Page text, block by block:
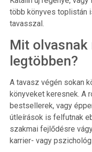
több könyves toplistán
tavasszal.
Mit olvasnak
legtöbben?
A tavasz végén sokan
könyveket keresnek. A
bestsellerek, vagy
útleírások is felfutnak
szakmai fejlődésre
karrier- vagy